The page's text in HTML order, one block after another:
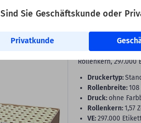
Sind Sie Geschäftskunde oder
Privatkunde
297
Thermoetiketten
Rollenkern, 297.000
Druckertyp:
Rollenbreite:
Druck: ohne
Rollenkern:1,57
VE:297.000